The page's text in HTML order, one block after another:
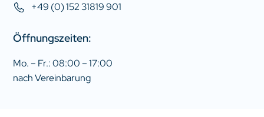
+49 (0) 152 31819 901
Öffnungszeiten:
Mo. – Fr.: 08:00 – 17:00
nach Vereinbarung